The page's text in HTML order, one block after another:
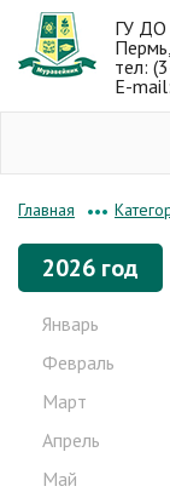
ГУ ДО
тел:
E-
Главная •••
2026 год
Январь
Февраль
Март
Апрель
Май